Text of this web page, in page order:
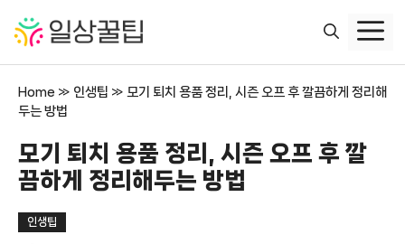
Home » 인생팁 » 모기 퇴치 용품 정리, 시즌 오프 후 깔끔하게 정리해
두는 방법
모기 퇴치 용품 정리, 시즌 오프 후 깔
끔하게 정리해두는 방법
인생팁